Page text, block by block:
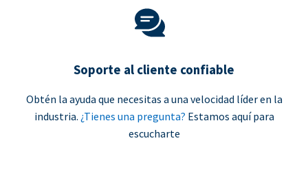
Soporte al cliente confiable
Obtén la ayuda que necesitas a una velocidad líder en la
industria. ¿Tienes una pregunta? Estamos aquí para
escucharte